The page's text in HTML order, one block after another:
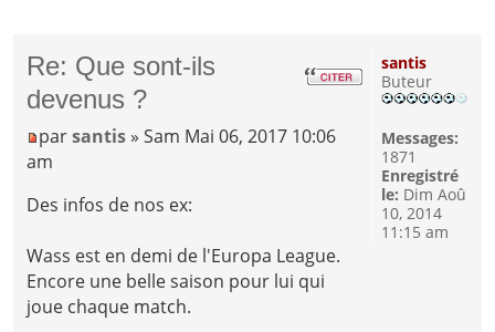
Re: Que sont-ils
devenus ?
parsantis » Sam Mai 06, 2017 10:06
am
Des infos de nos ex:
Wass est en demi de l'Europa League.
Encore une belle saison pour lui qui
joue chaque match.
santis
Buteur
Messages:
1871
Enregistré
le: Dim Aoû
10, 2014
11:15 am